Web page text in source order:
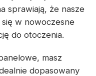
sprawiają, że nasze
w nowoczesne
do otoczenia.
masz
dopasowany